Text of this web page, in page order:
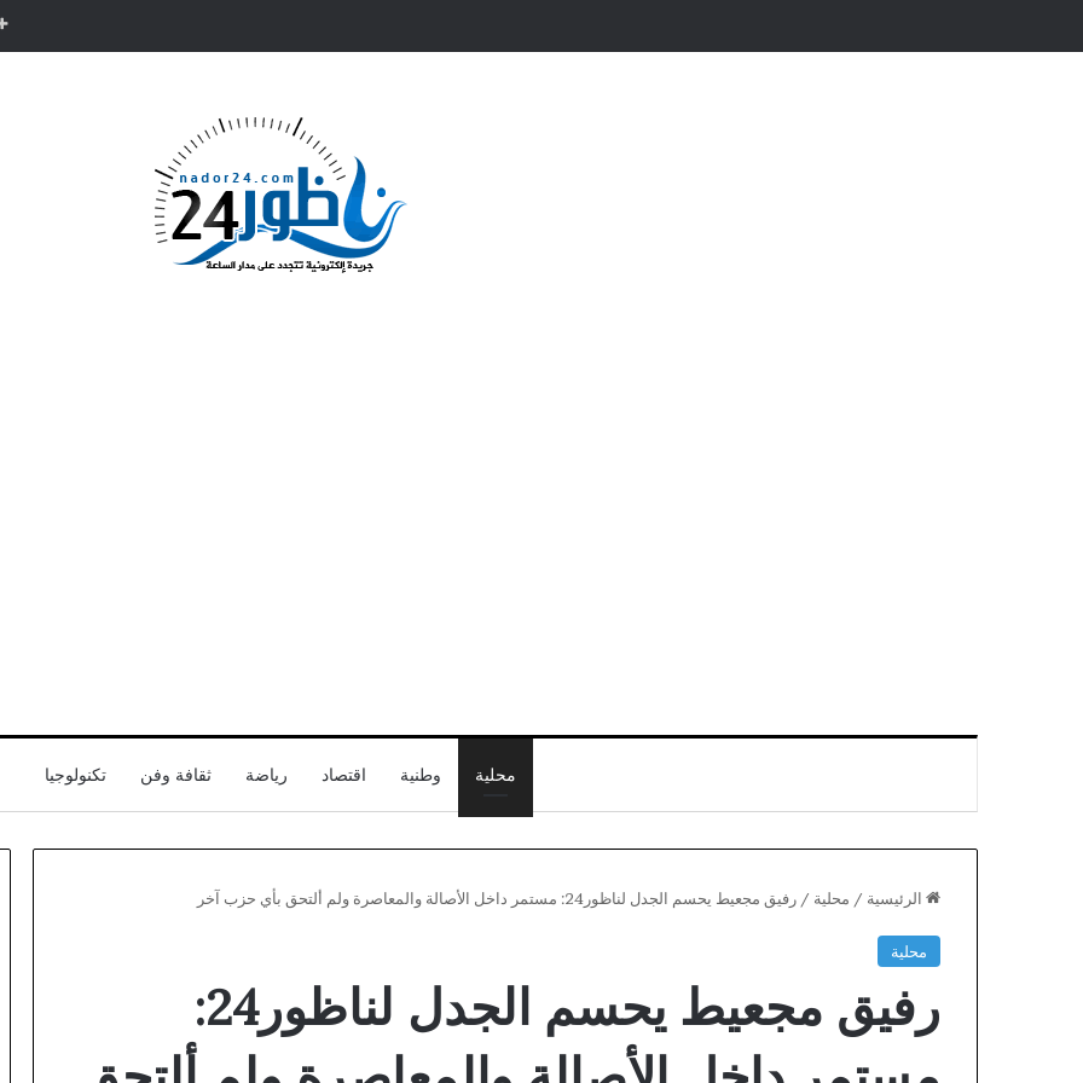
محلية وطنية اقتصاد رياضة ثقافة وفن تكنولوجيا
الرئيسية / محلية / رفيق مجعيط يحسم الجدل لناظور24: مستمر داخل الأصالة والمعاصرة ولم ألتحق بأي حزب آخر
محلية
رفيق مجعيط يحسم الجدل لناظور24:
الاتحاد
الاشتراكي
أبوظبي
تسلط